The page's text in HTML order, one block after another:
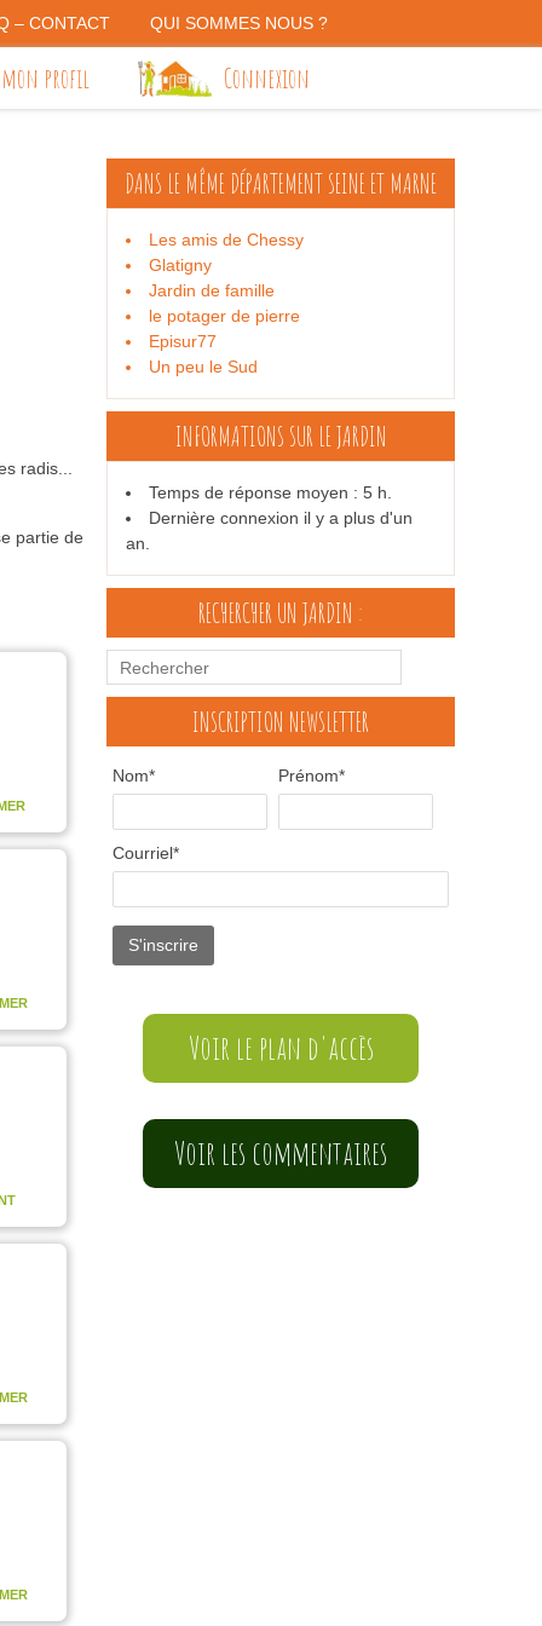
– CONTACT QUI SOMMES NOUS ?
mon profil Connexion
radis...
partie de
DANS LE MÊME DÉPARTEMENTSEINE ET MARNE
Les amis de Chessy
Glatigny
Jardin de famille
le potager de pierre
Episur77
Un peu le Sud
INFORMATIONS SUR LE JARDIN
Temps de réponse moyen : 5 h.
Dernière connexion il y a plus d'un
an.
RECHERCHER UN JARDIN :
INSCRIPTION NEWSLETTER
Nom* Prénom*
Courriel*
Voir le plan d'accès
Voir les commentaires